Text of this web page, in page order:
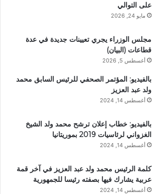
على التوالي
مايو 24, 2026
مجلس الوزراء يجري تعيينات جديدة في عدة
قطاعات (البيان)
أغسطس 5, 2026
بالفيديو: المؤتمر الصحفي للرئيس السابق محمد
ولد عبد العزيز
أغسطس 14, 2024
بالفيديو: خطاب إعلان ترشح محمد ولد الشيخ
الغزواني لرئاسيات 2019 بموريتانيا
أغسطس 14, 2024
كلمة الرئيس محمد ولد عبد العزيز في آخر قمة
عربية يشارك فيها بصفته رئيسا للجمهورية
أغسطس 14, 2024